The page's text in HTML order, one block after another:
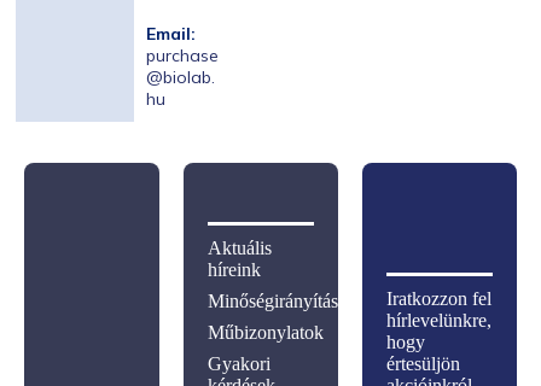
Email:
purchase
@biolab.
hu
Iratkozzon fel
hírlevelünkre,
hogy
értesüljön
Aktuális
híreink
Minőségirányítás
Műbizonylatok
Gyakori